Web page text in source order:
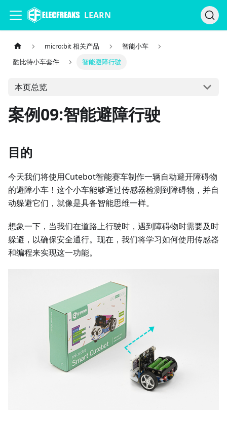
LEARN
micro:bit 相关产品
智能小车
酷比特小车套件
智能避障行驶
本页总览
案例09:智能避障行驶
目的
今天我们将使用Cutebot智能赛车制作一辆自动避开障碍物
的避障小车！这个小车能够通过传感器检测到障碍物，并自
动躲避它们，就像是具备智能思维一样。
想象一下，当我们在道路上行驶时，遇到障碍物时需要及时
躲避，以确保安全通行。现在，我们将学习如何使用传感器
和编程来实现这一功能。